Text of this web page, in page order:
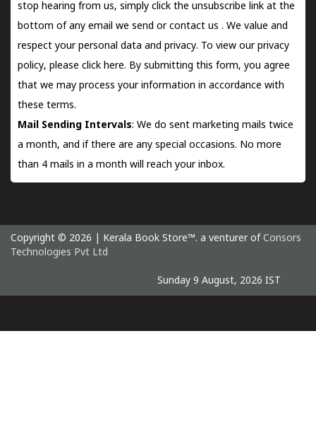
stop hearing from us, simply click the unsubscribe link at the
bottom of any email we send orcontact us . We value and
respect your personal data and privacy. To view our privacy
policy, please click here. By submitting this form, you agree
that we may process your information in accordance with
these terms.
Mail Sending Intervals: We do sent marketing mails twice
a month, and if there are any special occasions. No more
than 4 mails in a month will reach your inbox.
Copyright © 2026 | Kerala Book Store™. a venturer of Consors
Technologies Pvt Ltd
Sunday 9 August, 2026 IST